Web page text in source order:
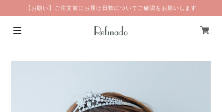
【お願い】ご注文前にお届け日数についてご確認をお願いします